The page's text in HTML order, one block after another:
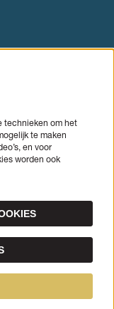
technieken om het
te maken
en voor
worden ook